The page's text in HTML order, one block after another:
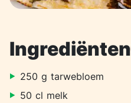
Ingrediënten
250 g tarwebloem
50 cl melk